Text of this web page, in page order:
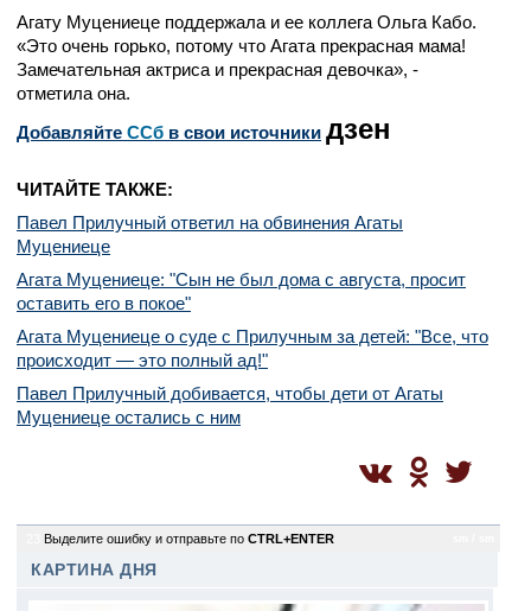
Агату Муцениеце поддержала и ее коллега Ольга Кабо.
«Это очень горько, потому что Агата прекрасная мама!
Замечательная актриса и прекрасная девочка», -
отметила она.
Добавляйте CСб в свои источники дзен
ЧИТАЙТЕ ТАКЖЕ:
Павел Прилучный ответил на обвинения Агаты
Муцениеце
Агата Муцениеце: "Сын не был дома с августа, просит
оставить его в покое"
Агата Муцениеце о суде с Прилучным за детей: "Все, что
происходит — это полный ад!"
Павел Прилучный добивается, чтобы дети от Агаты
Муцениеце остались с ним
Выделите ошибку и отправьте по CTRL+ENTER
КАРТИНА ДНЯ